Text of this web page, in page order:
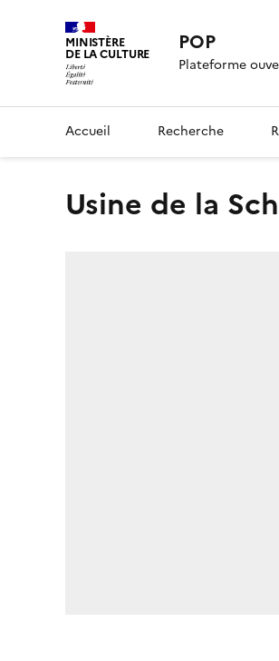
MINISTÈRE
DE LA CULTURE POP
Plateforme
Accueil Recherche
usine de la